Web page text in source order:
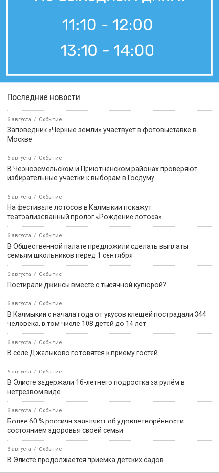
Последние новости
6 августа Событие
Заповедник «Черные земли» участвует в фотовыставке в
Москве
6 августа Событие
В Черноземельском и Приютненском районах проверяют
избирательные участки к выборам в Госдуму
6 августа Событие
На фестивале лотосов в Калмыкии покажут
театрализованный пролог «Рождение лотоса».
6 августа Событие
В Общественной палате предложили сделать выплаты
семьям школьников перед 1 сентября
6 августа Событие
Постирали джинсы вместе с тысячной купюрой?
6 августа Событие
В Калмыкии с начала года от укусов клещей пострадали 344
человека, в том числе 108 детей до 14 лет
6 августа Событие
В селе Джалыково готовятся к приёму гостей
6 августа Событие
В Элисте задержали 16-летнего подростка за рулём в
нетрезвом виде
6 августа Событие
Более 60 % россиян заявляют об удовлетворённости
состоянием здоровья своей семьи
6 августа Событие
В Элисте продолжается приемка детских садов